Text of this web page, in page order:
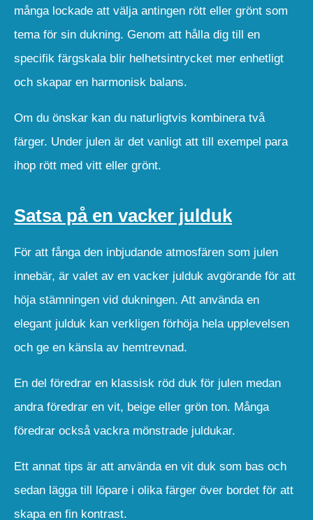
många lockade att välja antingen rött eller grönt som
tema för sin dukning. Genom att hålla dig till en
specifik färgskala blir helhetsintrycket mer enhetligt
och skapar en harmonisk balans.
Om du önskar kan du naturligtvis kombinera två
färger. Under julen är det vanligt att till exempel para
ihop rött med vitt eller grönt.
Satsa på en vacker julduk
För att fånga den inbjudande atmosfären som julen
innebär, är valet av en vacker julduk avgörande för att
höja stämningen vid dukningen. Att använda en
elegant julduk kan verkligen förhöja hela upplevelsen
och ge en känsla av hemtrevnad.
En del föredrar en klassisk röd duk för julen medan
andra föredrar en vit, beige eller grön ton. Många
föredrar också vackra mönstrade juldukar.
Ett annat tips är att använda en vit duk som bas och
sedan lägga till löpare i olika färger över bordet för att
skapa en fin kontrast.